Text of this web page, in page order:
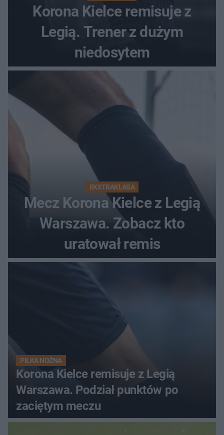
Korona Kielce remisuje z
Legią. Trener z dużym
niedosytem
EKSTRAKLASA
Mecz Korona Kielce z Legią
Warszawa. Zobacz kto
uratował remis
PIŁKA NOŻNA
Korona Kielce remisuje z Legią
Warszawa. Podział punktów po
zaciętym meczu